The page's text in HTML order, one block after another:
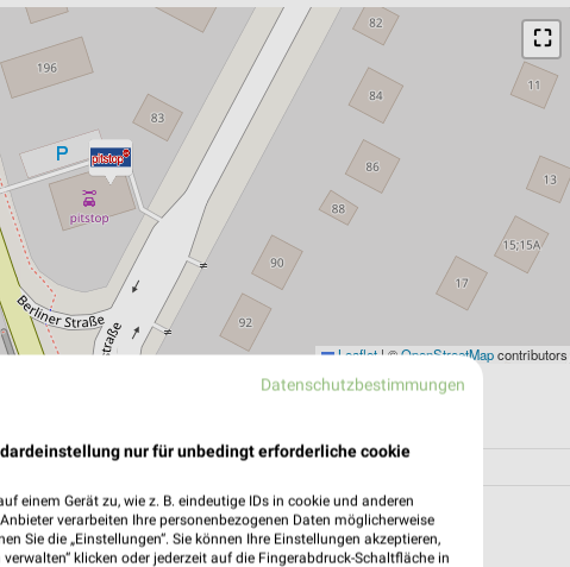
⛶
Leaflet|©OpenStreetMapcontributors
Datenschutzbestimmungen
nur für unbedingt erforderliche cookie
einem Gerät zu, wie z. B. eindeutige IDs in cookie und anderen
verarbeiten Ihre personenbezogenen Daten möglicherweise
Sie die „Einstellungen“. Sie können Ihre Einstellungen akzeptieren,
klicken oder jederzeit auf die Fingerabdruck-Schaltfläche in